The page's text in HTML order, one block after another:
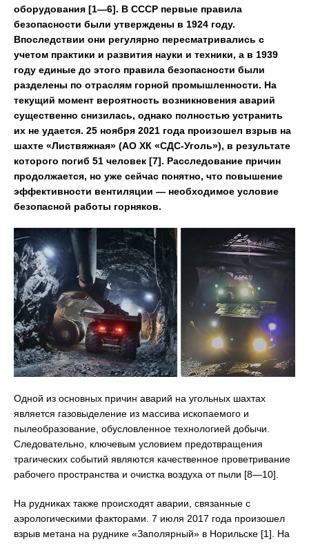
оборудования [1—6]. В СССР первые правила
безопасности были утверждены в 1924 году.
Впоследствии они регулярно пересматривались с
учетом практики и развития науки и техники, а в 1939
году единые до этого правила безопасности были
разделены по отраслям горной промышленности. На
текущий момент вероятность возникновения аварий
существенно снизилась, однако полностью устранить
их не удается. 25 ноября 2021 года произошел взрыв на
шахте «Листвяжная» (АО ХК «СДС-Уголь»), в результате
которого погиб 51 человек [7]. Расследование причин
продолжается, но уже сейчас понятно, что повышение
эффективности вентиляции — необходимое условие
безопасной работы горняков.
Одной из основных причин аварий на угольных шахтах
является газовыделение из массива ископаемого и
пылеобразование, обусловленное технологией добычи.
Следовательно, ключевым условием предотвращения
трагических событий являются качественное проветривание
рабочего пространства и очистка воздуха от пыли [8—10].
На рудниках также происходят аварии, связанные с
аэрологическими факторами. 7 июля 2017 года произошел
взрыв метана на руднике «Заполярный» в Норильске [1]. На